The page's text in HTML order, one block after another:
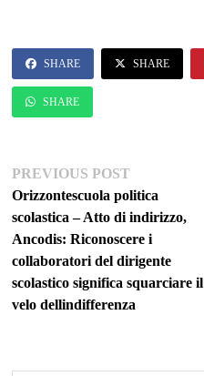
SHARE SHARE
SHARE
Navigazione
articoli
PREVIOUS POSTPrevious
post:
Orizzontescuola politica
scolastica – Atto di indirizzo,
Ancodis: Riconoscere i
collaboratori del dirigente
scolastico significa squarciare il
velo dellindifferenza